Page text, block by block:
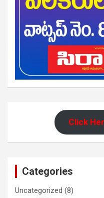
Click
Categories
Uncategorized (8)